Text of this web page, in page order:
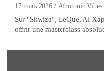
17 mars 2026 Afrotonic Vibes
Sur "Skwiza", EeQue, Al
offrir une masterclass